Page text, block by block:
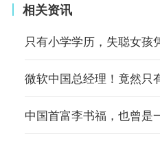
相关资讯
只有小学学历，失聪女孩
微软中国总经理！竟然只
中国首富李书福，也曾是